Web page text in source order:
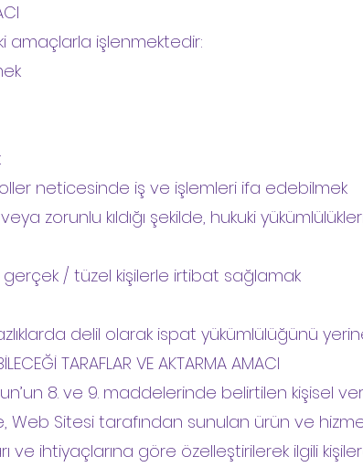
amaçlarla işlenmektedir:
neticesinde iş ve işlemleri ifa edebilmek
zorunlu kıldığı şekilde, hukuki
/ tüzel kişilerle irtibat sağlamak
delil olarak ispat yükümlülüğünü
TARAFLAR VE AKTARMA AMACI
8. ve 9. maddelerinde belirtilen kişisel
Web Sitesi tarafından sunulan ürün ve
ve ihtiyaçlarına göre özelleştirilerek ilgili